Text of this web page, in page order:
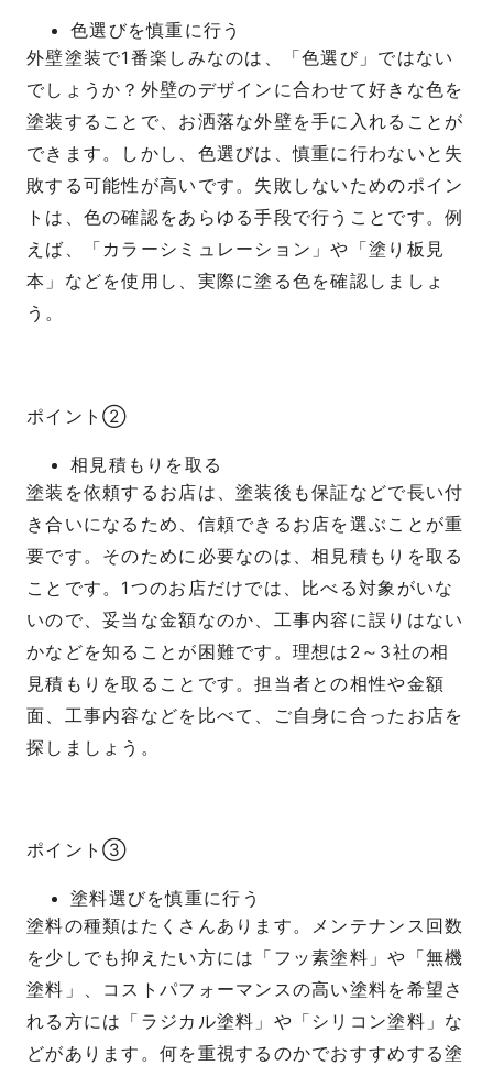
色選びを慎重に行う
外壁塗装で1番楽しみなのは、「色選び」ではない
でしょうか？外壁のデザインに合わせて好きな色を
塗装することで、お洒落な外壁を手に入れることが
できます。しかし、色選びは、慎重に行わないと失
敗する可能性が高いです。失敗しないためのポイン
トは、色の確認をあらゆる手段で行うことです。例
えば、「カラーシミュレーション」や「塗り板見
本」などを使用し、実際に塗る色を確認しましょ
う。
ポイント②
相見積もりを取る
塗装を依頼するお店は、塗装後も保証などで長い付
き合いになるため、信頼できるお店を選ぶことが重
要です。そのために必要なのは、相見積もりを取る
ことです。1つのお店だけでは、比べる対象がいな
いので、妥当な金額なのか、工事内容に誤りはない
かなどを知ることが困難です。理想は2～3社の相
見積もりを取ることです。担当者との相性や金額
面、工事内容などを比べて、ご自身に合ったお店を
探しましょう。
ポイント③
塗料選びを慎重に行う
塗料の種類はたくさんあります。メンテナンス回数
を少しでも抑えたい方には「フッ素塗料」や「無機
塗料」、コストパフォーマンスの高い塗料を希望さ
れる方には「ラジカル塗料」や「シリコン塗料」な
どがあります。何を重視するのかでおすすめする塗